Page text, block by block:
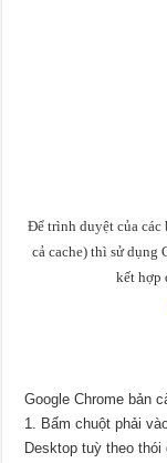
Để trình duyệt của các
cả cache) thì sử dụng
kết hợp
Google Chrome bản
1. Bấm chuột phải
Desktop tuỳ theo thói